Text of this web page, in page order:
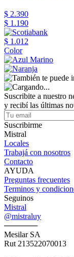
$ 2.390
$ 1.190
$ 1.012
Color
Suscribite a nuestro
y recibí las últimas
Suscribirme
Mistral
Locales
Trabajá con nosotros
Contacto
AYUDA
Preguntas frecuentes
Terminos y
Seguinos
Mistral
@mistraluy
──────
Mesilar SA
Rut 213522070013